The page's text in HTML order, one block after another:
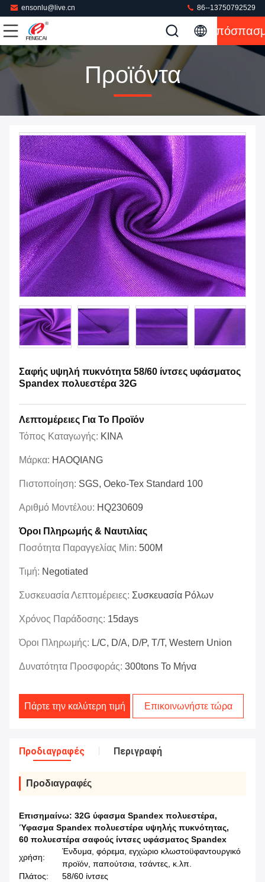
ensonlu@live.cn 86--13750792529
Προϊόντα
Σαφής υψηλή πυκνότητα 58/60 ίντσες υφάσματος
Spandex πολυεστέρα 32G
Λεπτομέρειες Για Το Προϊόν
Τόπος Καταγωγής: ΚΙΝΑ
Μάρκα: HAOQIANG
Πιστοποίηση: SGS, Oeko-Tex Standard 100
Αριθμό Μοντέλου: HQ230609
Όροι Πληρωμής & Ναυτιλίας
Ποσότητα Παραγγελίας Min: 500M
Τιμή: Negotiated
Συσκευασία Λεπτομέρειες: Συσκευασία Ρόλων
Χρόνος Παράδοσης: 15days
Όροι Πληρωμής: L/C, D/A, D/P, T/T, Western Union
Δυνατότητα Προσφοράς: 300tons Το Μήνα
Πάρτε την καλύτερη τιμή Επικοινωνήστε τώρα
Προδιαγραφές Περιγραφή
Προδιαγραφές
Επισημαίνω: 32G ύφασμα Spandex πολυεστέρα,
Ύφασμα Spandex πολυεστέρα υψηλής πυκνότητας,
60 πολυεστέρα σαφούς ίντσες υφάσματος Spandex
χρήση:
Ένδυμα, φόρεμα, εγχώριο κλωστοϋφαντουργικό
προϊόν, παπούτσια, τσάντες, κ.λπ.
Πλάτος:
58/60 ίντσες